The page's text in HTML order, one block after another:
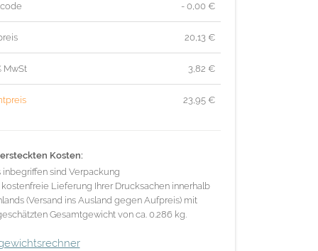
- 0,00 €
20,13 €
MwSt 3,82 €
23,95 €
Kosten:
inbegriffen sind Verpackung
Lieferung Ihrer Drucksachen innerhalb
(Versand ins Ausland gegen Aufpreis) mit
Gesamtgewicht von ca. 0.286 kg.